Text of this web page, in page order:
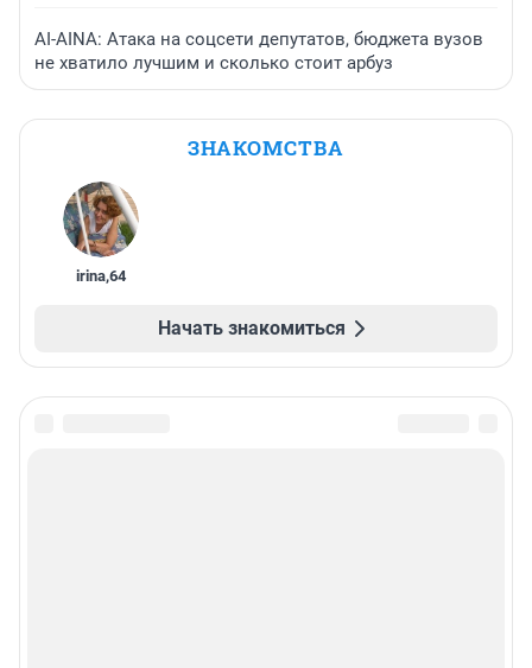
AI-AINA: Атака на соцсети депутатов, бюджета вузов
не хватило лучшим и сколько стоит арбуз
ЗНАКОМСТВА
irina,64
Начать знакомиться